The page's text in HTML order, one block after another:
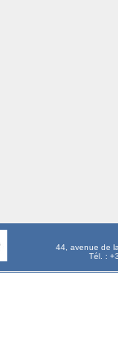
44, avenue de
Tél. :